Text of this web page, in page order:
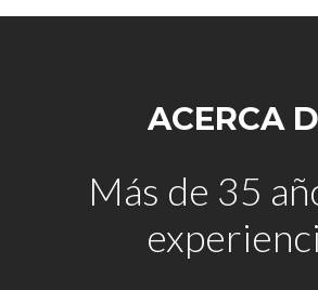
ACERCA
Más de 35